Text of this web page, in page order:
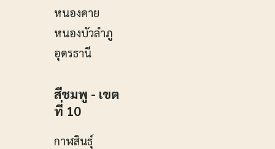
หนองคาย
หนองบัวลำภู
อุดรธานี
สีชมพู - เขต
ที่ 10
กาฬสินธุ์